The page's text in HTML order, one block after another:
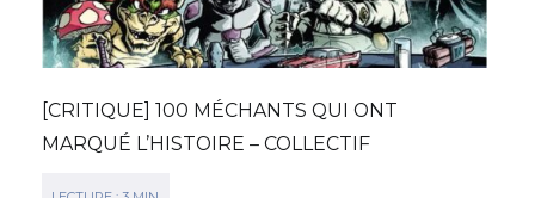
[CRITIQUE] 100 MÉCHANTS QUI ONT
MARQUÉ L’HISTOIRE – COLLECTIF